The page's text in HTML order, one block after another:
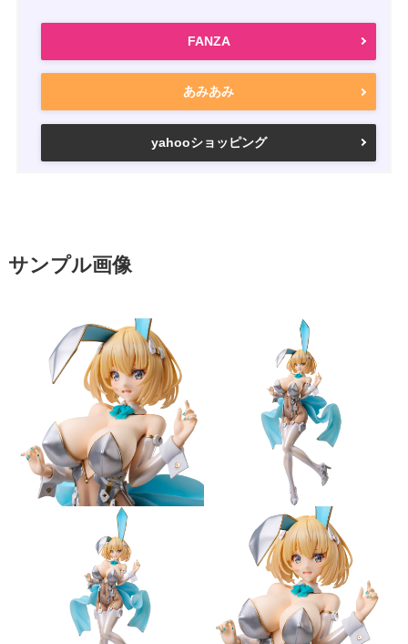
FANZA
あみあみ
yahooショッピング
サンプル画像